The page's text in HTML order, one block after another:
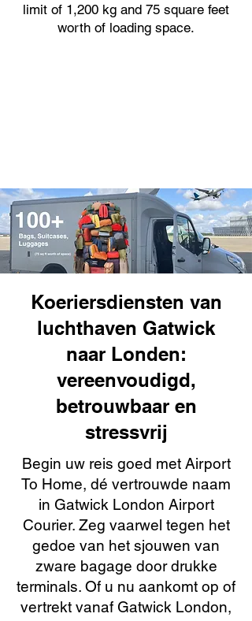
limit of 1,200 kg and 75 square feet
worth of loading space.
Koeriersdiensten van
luchthaven Gatwick
naar Londen:
vereenvoudigd,
betrouwbaar en
stressvrij
Begin uw reis goed met Airport
To Home, dé vertrouwde naam
in Gatwick London Airport
Courier. Zeg vaarwel tegen het
gedoe van het sjouwen van
zware bagage door drukke
terminals. Of u nu aankomt op of
vertrekt vanaf Gatwick London,